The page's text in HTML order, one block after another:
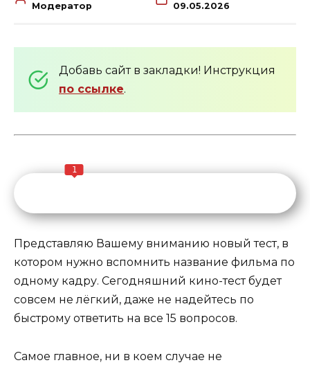
Модератор 09.05.2026
Добавь сайт в закладки! Инструкция
по ссылке.
1
Представляю Вашему вниманию новый тест, в
котором нужно вспомнить название фильма по
одному кадру. Сегодняшний кино-тест будет
совсем не лёгкий, даже не надейтесь по
быстрому ответить на все 15 вопросов.
Самое главное, ни в коем случае не